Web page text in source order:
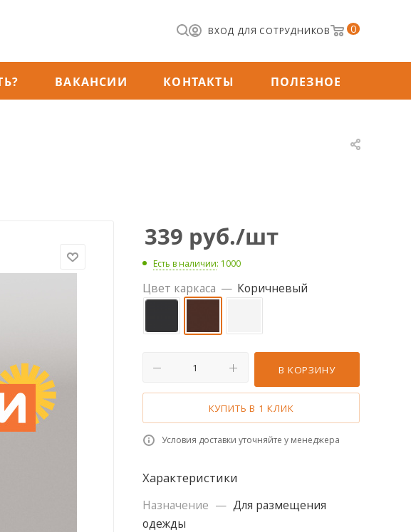
0
ВХОД ДЛЯ СОТРУДНИКОВ
ВАКАНСИИ КОНТАКТЫ ПОЛЕЗНОЕ
339 руб./шт
Есть в наличии: 1000
Цвет каркаса — Коричневый
В КОРЗИНУ
КУПИТЬ В 1 КЛИК
Условия доставки уточняйте у менеджера
Характеристики
Назначение — Для размещения
одежды